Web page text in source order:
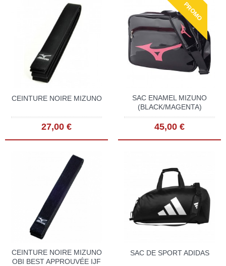
CEINTURE NOIRE MIZUNO
27,00 €
PROMO
SAC ENAMEL MIZUNO
(BLACK/MAGENTA)
45,00 €
CEINTURE NOIRE MIZUNO
OBI BEST APPROUVÉE IJF
SAC DE SPORT ADIDAS